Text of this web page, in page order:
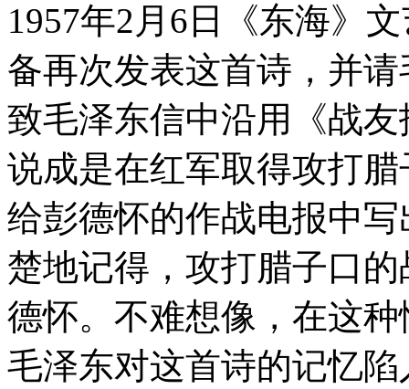
1957年2月6日《东海》
备再次发表这首诗，并
致毛泽东信中沿用《战
说成是在红军取得攻打
给彭德怀的作战电报中
楚地记得，攻打腊子口
德怀。不难想像，在这
毛泽东对这首诗的记忆